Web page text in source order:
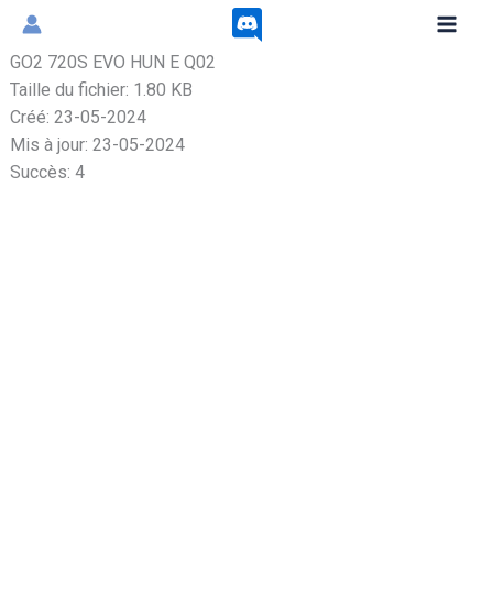
Aller
contenu
GO2 720S EVO HUN E Q02
Taille du fichier: 1.80 KB
Créé: 23-05-2024
Mis à jour: 23-05-2024
Succès: 4